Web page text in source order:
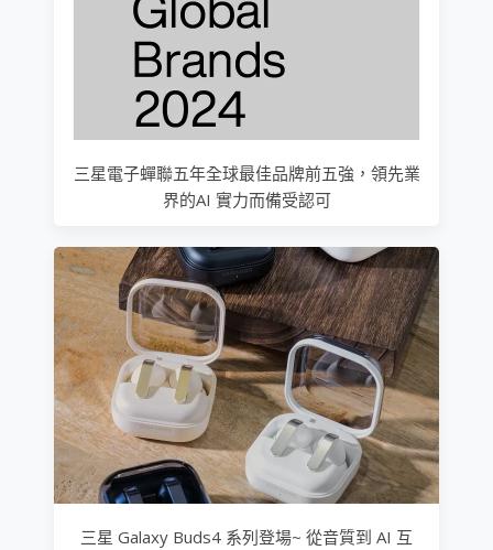
三星電子蟬聯五年全球最佳品牌前五強，領先業
界的AI 實力而備受認可
三星 Galaxy Buds4 系列登場~ 從音質到 AI 互